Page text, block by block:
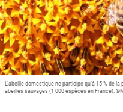
L’abeille domestique ne participe qu’à 15 % de
abeilles sauvages (1 000 espèces en France).